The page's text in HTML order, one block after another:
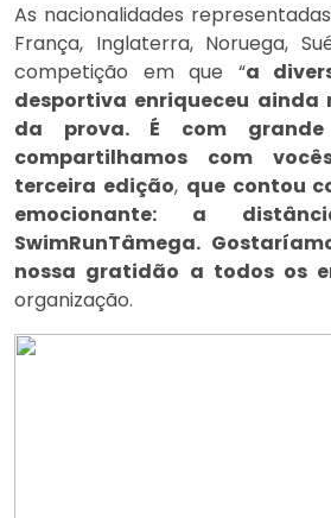
As nacionalidades
França, Inglaterra, Noruega,
competição em que “a
desportiva enriqueceu
da prova. É com
compartilhamos com
terceira edição, que contou
emocionante: a
SwimRunTâmega.
nossa gratidão a todos os
organização.